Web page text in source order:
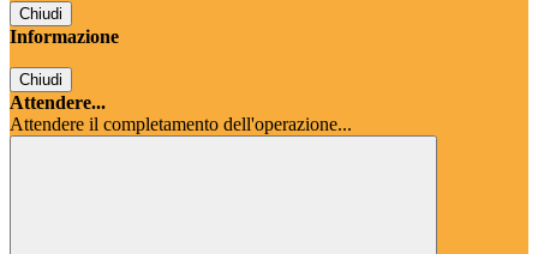
Chiudi
Informazione
Chiudi
Attendere...
Attendere il completamento dell'operazione...